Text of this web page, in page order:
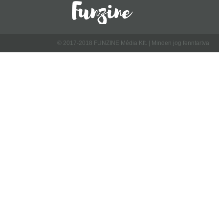
© 2017-2018 FUNZINE Média Kft. | Minden jog fenntartva